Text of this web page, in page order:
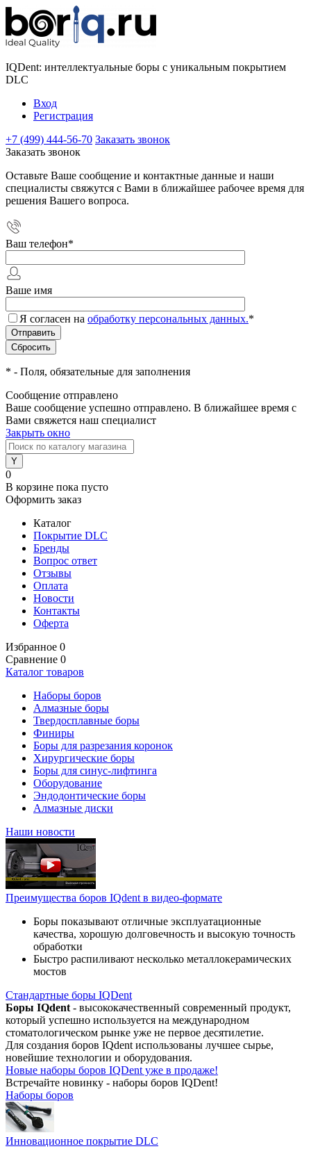
IQDent: интеллектуальные боры с уникальным покрытием
DLC
Вход
Регистрация
+7 (499) 444-56-70 Заказать звонок
Заказать звонок
Оставьте Ваше сообщение и контактные данные и наши
специалисты свяжутся с Вами в ближайшее рабочее время для
решения Вашего вопроса.
Ваш телефон*
Ваше имя
Я согласен на обработку персональных данных.*
* - Поля, обязательные для заполнения
Сообщение отправлено
Ваше сообщение успешно отправлено. В ближайшее время с
Вами свяжется наш специалист
Закрыть окно
0
В корзине пока пусто
Оформить заказ
Каталог
Покрытие DLC
Бренды
Вопрос ответ
Отзывы
Оплата
Новости
Контакты
Оферта
Избранное 0
Сравнение 0
Каталог товаров
Наборы боров
Алмазные боры
Твердосплавные боры
Финиры
Боры для разрезания коронок
Хирургические боры
Боры для синус-лифтинга
Оборудование
Эндодонтические боры
Алмазные диски
Наши новости
Преимущества боров IQdent в видео-формате
Боры показывают отличные эксплуатационные
качества, хорошую долговечность и высокую точность
обработки
Быстро распиливают несколько металлокерамических
мостов
Стандартные боры IQDent
Боры IQdent - высококачественный современный продукт,
который успешно используется на международном
стоматологическом рынке уже не первое десятилетие.
Для создания боров IQdent использованы лучшее сырье,
новейшие технологии и оборудования.
Новые наборы боров IQDent уже в продаже!
Встречайте новинку - наборы боров IQDent!
Наборы боров
Инновационное покрытие DLC